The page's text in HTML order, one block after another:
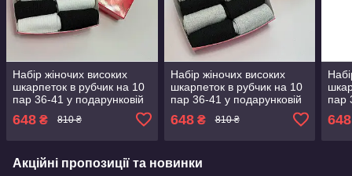
Набір жіночих високих
шкарпеток в рубчик на 10
пар 36-41 у подарунковій
648 ₴ 810 ₴
Набір жіночих високих
шкарпеток в рубчик на 10
пар 36-41 у подарунковій
648₴ 810 ₴
пар
648
Акційні пропозиції та новинки